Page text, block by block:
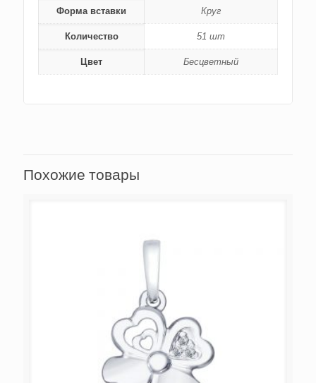
Форма вставки Круг
Количество 51 шт
Цвет Бесцветный
Похожие товары